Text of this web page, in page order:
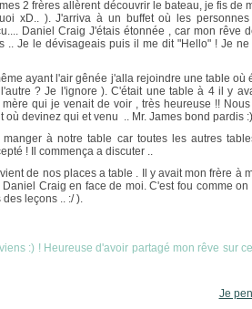
2 frères allèrent découvrir le bateau, je fis de
xD.. ). J'arriva à un buffet où les
Daniel Craig J'étais étonnée , car mon rêve
.. Je le dévisageais puis il me dit "Hello" ! Je
ayant l'air gênée j'alla rejoindre une table où
? Je l'ignore ). C'était une table à 4 il y
qui je venait de voir , très heureuse !!
où devinez qui et venu .. Mr. James bond pardis
manger à notre table car toutes les autres
! Il commença a discuter ..
de nos places a table . Il y avait mon frère à
Craig en face de moi. C'est fou comme
leçons .. :/ ).
:) ! Heureuse d'avoir partagé mon rêve sur
Je